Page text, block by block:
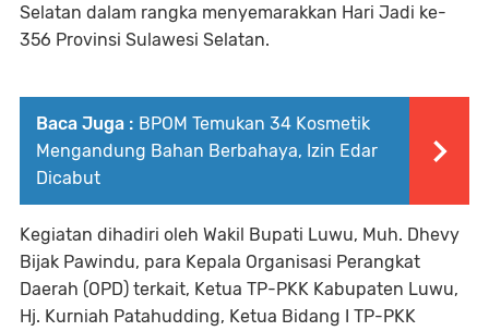
Selatan dalam rangka menyemarakkan Hari Jadi ke-
356 Provinsi Sulawesi Selatan.
Baca Juga : BPOM Temukan 34 Kosmetik
Mengandung Bahan Berbahaya, Izin Edar
Dicabut
Kegiatan dihadiri oleh Wakil Bupati Luwu, Muh. Dhevy
Bijak Pawindu, para Kepala Organisasi Perangkat
Daerah (OPD) terkait, Ketua TP-PKK Kabupaten Luwu,
Hj. Kurniah Patahudding, Ketua Bidang I TP-PKK